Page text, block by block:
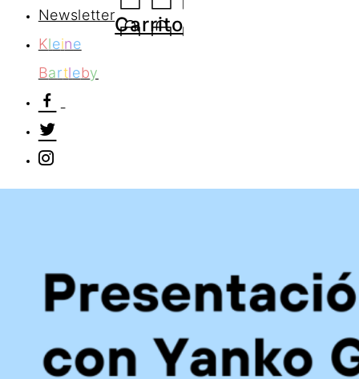
Newsletter
Kleine
Bartleby
Carrito